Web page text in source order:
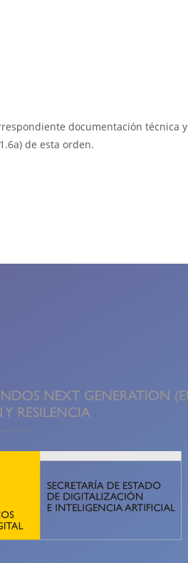
documentación técnica y
de esta orden.